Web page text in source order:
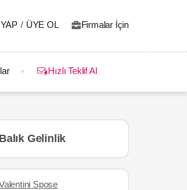
/ ÜYE OL Firmalar İçin
Hızlı Teklif Al
Gelinlik
Spose